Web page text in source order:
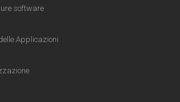
software
Applicazioni